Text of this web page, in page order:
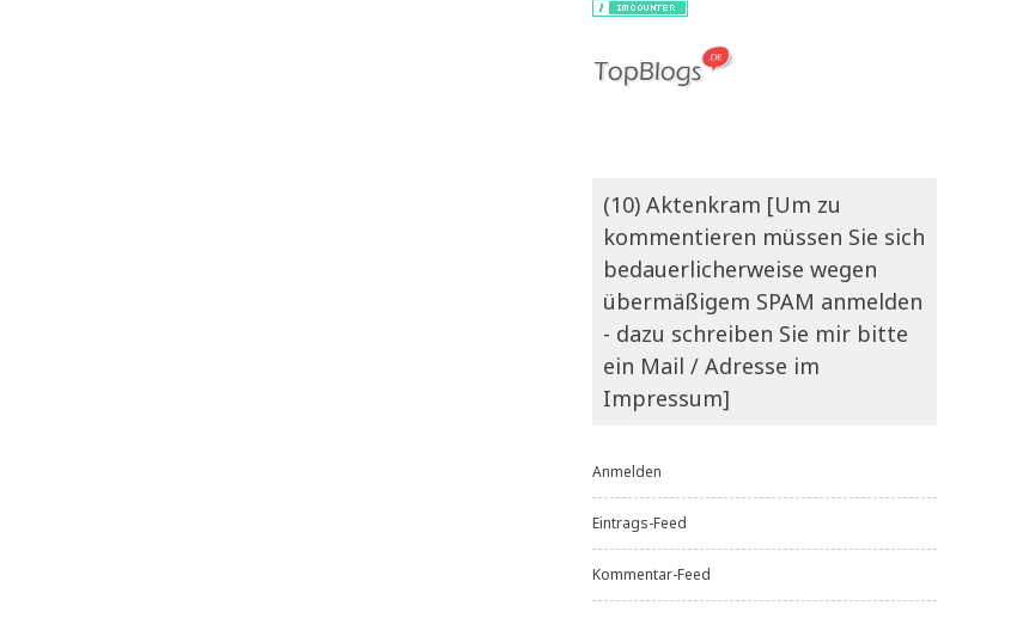
(10) Aktenkram [Um zu
kommentieren müssen Sie sich
bedauerlicherweise wegen
übermäßigem SPAM anmelden
- dazu schreiben Sie mir bitte
ein Mail / Adresse im
Impressum]
Anmelden
Eintrags-Feed
Kommentar-Feed